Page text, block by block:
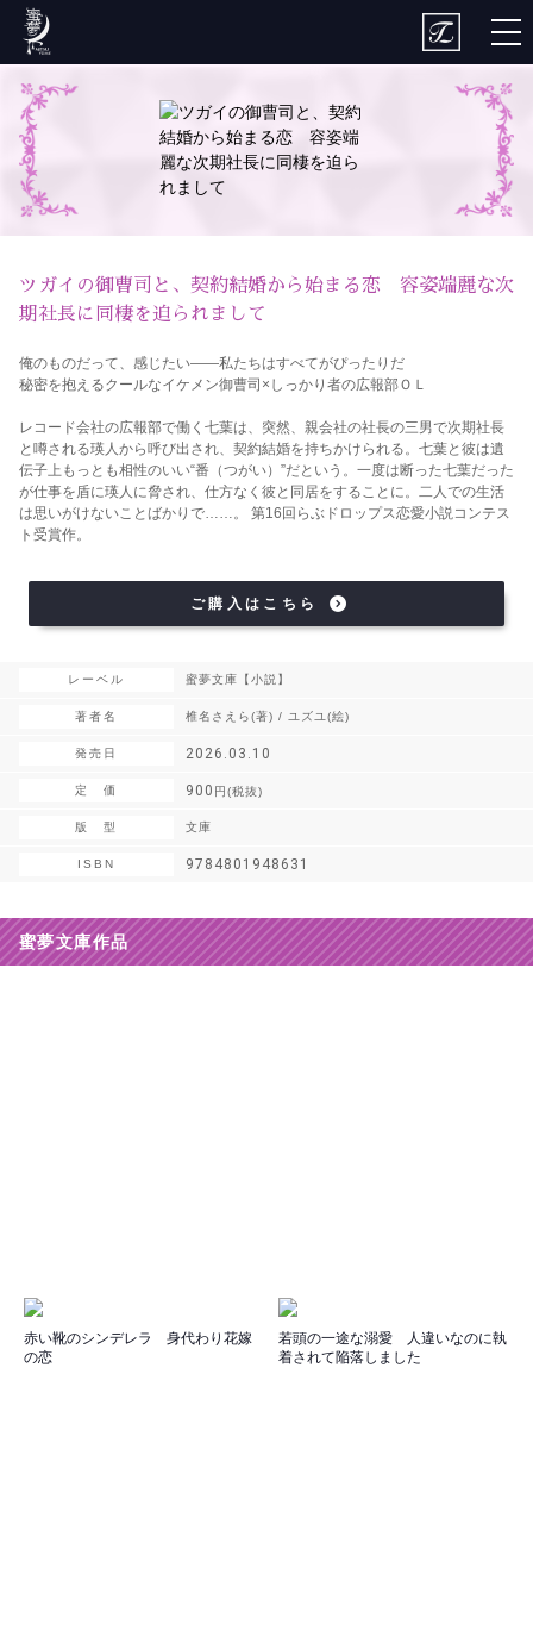
ツガイの御曹司と、契約結婚から始まる恋 容姿端麗な次
期社長に同棲を迫られまして
俺のものだって、感じたい――私たちはすべてがぴったりだ
秘密を抱えるクールなイケメン御曹司×しっかり者の広報部ＯＬ
レコード会社の広報部で働く七葉は、突然、親会社の社長の三男で次期社長
と噂される瑛人から呼び出され、契約結婚を持ちかけられる。七葉と彼は遺
伝子上もっとも相性のいい“番（つがい）”だという。一度は断った七葉だった
が仕事を盾に瑛人に脅され、仕方なく彼と同居をすることに。二人での生活
は思いがけないことばかりで……。 第16回らぶドロップス恋愛小説コンテス
ト受賞作。
ご購入はこちら
レーベル 蜜夢文庫【小説】
著者名 椎名さえら(著) / ユズユ(絵)
発売日 2026.03.10
定 価 900 円(税抜)
版 型 文庫
ISBN 9784801948631
蜜夢文庫作品
赤い靴のシンデレラ 身代わり花嫁
の恋
若頭の一途な溺愛 人違いなのに執
着されて陥落しました